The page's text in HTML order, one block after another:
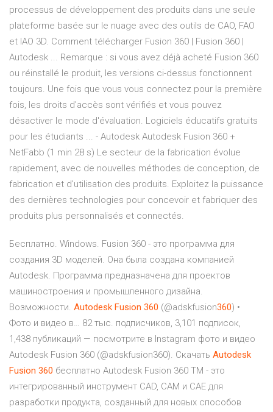
processus de développement des produits dans une seule
plateforme basée sur le nuage avec des outils de CAO, FAO
et IAO 3D. Comment télécharger Fusion 360 | Fusion 360 |
Autodesk ... Remarque : si vous avez déjà acheté Fusion 360
ou réinstallé le produit, les versions ci-dessus fonctionnent
toujours. Une fois que vous vous connectez pour la première
fois, les droits d'accès sont vérifiés et vous pouvez
désactiver le mode d'évaluation. Logiciels éducatifs gratuits
pour les étudiants ... - Autodesk Autodesk Fusion 360 +
NetFabb (1 min 28 s) Le secteur de la fabrication évolue
rapidement, avec de nouvelles méthodes de conception, de
fabrication et d'utilisation des produits. Exploitez la puissance
des dernières technologies pour concevoir et fabriquer des
produits plus personnalisés et connectés.
Бесплатно. Windows. Fusion 360 - это программа для
создания 3D моделей. Она была создана компанией
Autodesk. Программа предназначена для проектов
машиностроения и промышленного дизайна.
Возможности. Autodesk Fusion 360 (@adskfusion360) •
Фото и видео в… 82 тыс. подписчиков, 3,101 подписок,
1,438 публикаций — посмотрите в Instagram фото и видео
Autodesk Fusion 360 (@adskfusion360). Скачать Autodesk
Fusion 360 бесплатно Autodesk Fusion 360 TM - это
интегрированный инструмент CAD, CAM и CAE для
разработки продукта, созданный для новых способов